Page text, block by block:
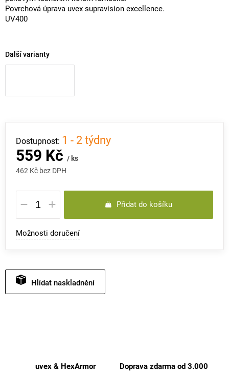
Povrchová úprava uvex supravision excellence.
UV400
Další varianty
559 Kč / ks
462 Kč bez DPH
Měrná
cena:
1 - 2 týdny
Přidat do košíku
Možnosti doručení
Hlídat
uvex & HexArmor
Doprava zdarma od 3.000